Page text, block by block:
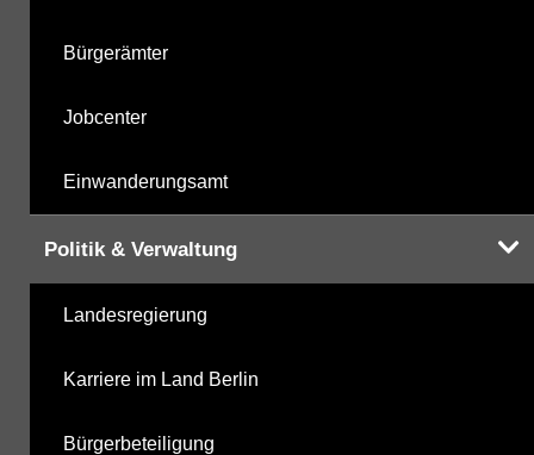
Bürgerämter
Jobcenter
Einwanderungsamt
Politik & Verwaltung
Landesregierung
Karriere im Land Berlin
Bürgerbeteiligung